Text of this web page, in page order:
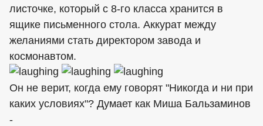
листочке, который с 8-го класса хранится в
ящике письменного стола. Аккурат между
желаниями стать директором завода и
космонавтом.
Он не верит, когда ему говорят "Никогда и ни при
каких условиях"? Думает как Миша Бальзаминов
-